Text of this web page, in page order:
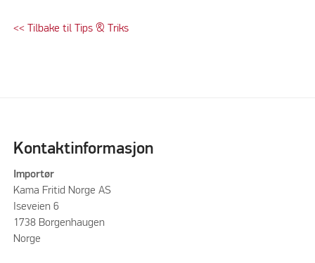
<< Tilbake til Tips & Triks
Kontaktinformasjon
Importør
Kama Fritid Norge AS
Iseveien 6
1738 Borgenhaugen
Norge